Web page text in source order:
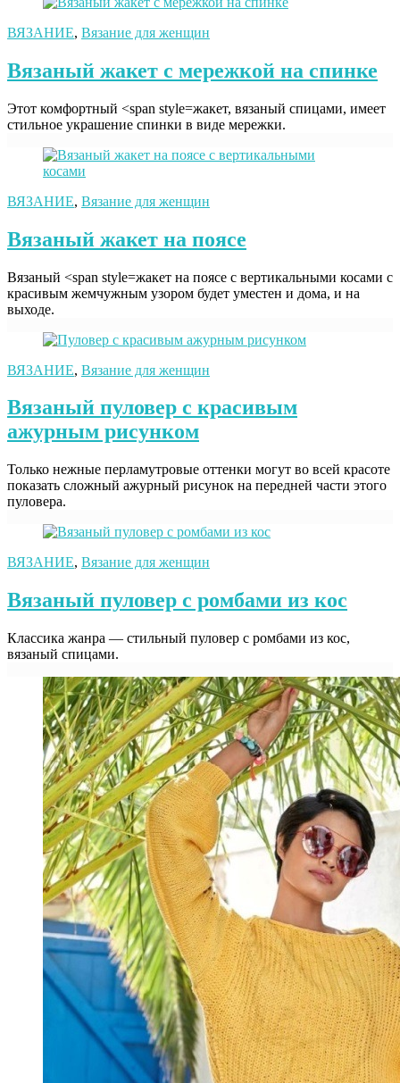
ВЯЗАНИЕ, Вязание для женщин
Вязаный жакет с мережкой на спинке
Этот комфортный <span style=жакет, вязаный спицами, имеет
стильное украшение спинки в виде мережки.
ВЯЗАНИЕ, Вязание для женщин
Вязаный жакет на поясе
Вязаный <span style=жакет на поясе с вертикальными косами с
красивым жемчужным узором будет уместен и дома, и на
выходе.
ВЯЗАНИЕ, Вязание для женщин
Вязаный пуловер с красивым
ажурным рисунком
Только нежные перламутровые оттенки могут во всей красоте
показать сложный ажурный рисунок на передней части этого
пуловера.
ВЯЗАНИЕ, Вязание для женщин
Вязаный пуловер с ромбами из кос
Классика жанра — стильный пуловер с ромбами из кос,
вязаный спицами.